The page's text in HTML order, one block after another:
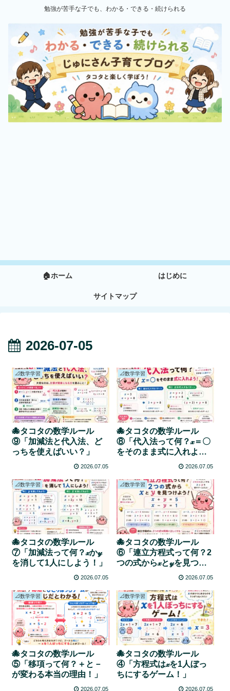
勉強が苦手な子でも、わかる・できる・続けられる
🏠ホーム はじめに
サイトマップ
2026-07-05
📐数学学習
🐙タコタの数学ルール
⑨「加減法と代入法、ど
っちを使えばいい？」
2026.07.05
📐数学学習
🐙タコタの数学ルール
⑧「代入法って何？𝓍＝〇
をそのまま式に入れよ
2026.07.05
📐数学学習
🐙タコタの数学ルール
⑦「加減法って何？𝓍か𝓎
を消して1人にしよう！」
2026.07.05
📐数学学習
🐙タコタの数学ルール
⑥「連立方程式って何？2
つの式から𝓍と𝓎を見つけ
2026.07.05
📐数学学習
🐙タコタの数学ルール
⑤「移項って何？＋と－
が変わる本当の理由！」
2026.07.05
📐数学学習
🐙タコタの数学ルール
④「方程式は𝓍を1人ぼっ
ちにするゲーム！」
2026.07.05